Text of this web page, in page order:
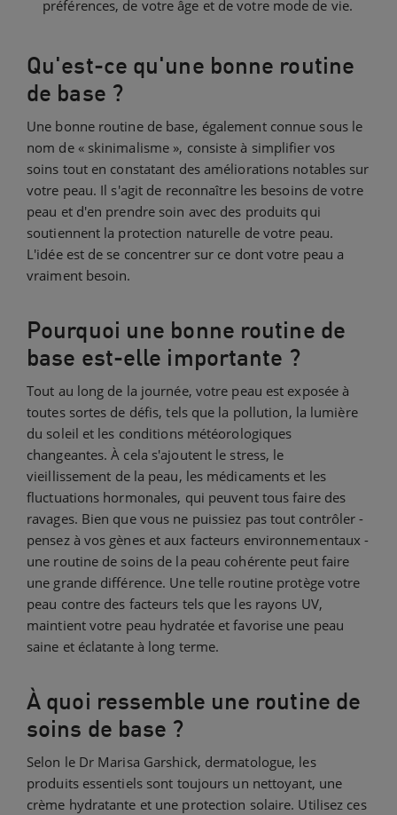
préférences, de votre âge et de votre mode de vie.
Qu'est-ce qu'une bonne routine
de base ?
Une bonne routine de base, également connue sous le
nom de « skinimalisme », consiste à simplifier vos
soins tout en constatant des améliorations notables sur
votre peau. Il s'agit de reconnaître les besoins de votre
peau et d'en prendre soin avec des produits qui
soutiennent la protection naturelle de votre peau.
L'idée est de se concentrer sur ce dont votre peau a
vraiment besoin.
Pourquoi une bonne routine de
base est-elle importante ?
Tout au long de la journée, votre peau est exposée à
toutes sortes de défis, tels que la pollution, la lumière
du soleil et les conditions météorologiques
changeantes. À cela s'ajoutent le stress, le
vieillissement de la peau, les médicaments et les
fluctuations hormonales, qui peuvent tous faire des
ravages. Bien que vous ne puissiez pas tout contrôler -
pensez à vos gènes et aux facteurs environnementaux -
une routine de soins de la peau cohérente peut faire
une grande différence. Une telle routine protège votre
peau contre des facteurs tels que les rayons UV,
maintient votre peau hydratée et favorise une peau
saine et éclatante à long terme.
À quoi ressemble une routine de
soins de base ?
Selon le Dr Marisa Garshick, dermatologue, les
produits essentiels sont toujours un nettoyant, une
crème hydratante et une protection solaire. Utilisez ces